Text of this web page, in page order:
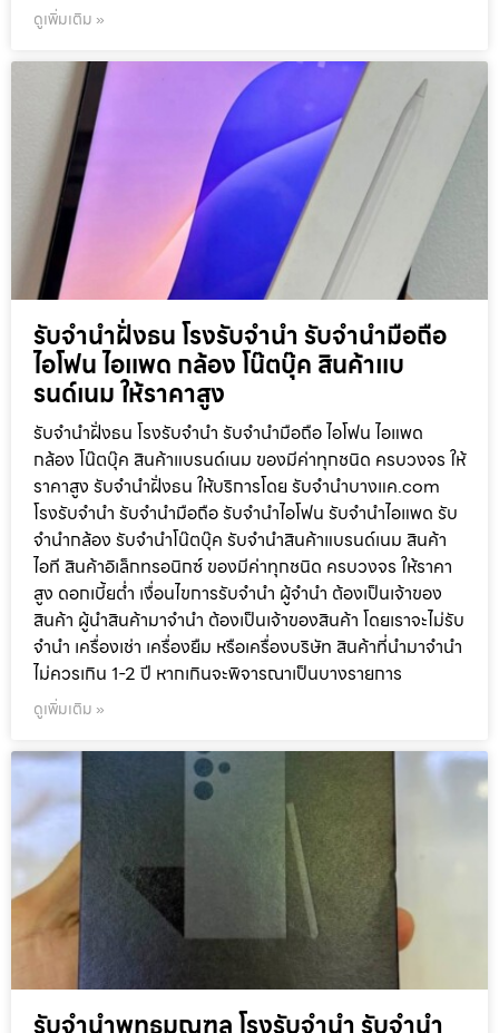
ดูเพิ่มเติม »
รับจำนำฝั่งธน โรงรับจำนำ รับจำนำมือถือ
ไอโฟน ไอแพด กล้อง โน๊ตบุ๊ค สินค้าแบ
รนด์เนม ให้ราคาสูง
รับจำนำฝั่งธน โรงรับจำนำ รับจำนำมือถือ ไอโฟน ไอแพด
กล้อง โน๊ตบุ๊ค สินค้าแบรนด์เนม ของมีค่าทุกชนิด ครบวงจร ให้
ราคาสูง รับจำนำฝั่งธน ให้บริการโดย รับจํานําบางแค.com
โรงรับจำนำ รับจำนำมือถือ รับจำนำไอโฟน รับจำนำไอแพด รับ
จำนำกล้อง รับจำนำโน๊ตบุ๊ค รับจำนำสินค้าแบรนด์เนม สินค้า
ไอที สินค้าอิเล็กทรอนิกซ์ ของมีค่าทุกชนิด ครบวงจร ให้ราคา
สูง ดอกเบี้ยต่ำ เงื่อนไขการรับจำนำ ผู้จำนำ ต้องเป็นเจ้าของ
สินค้า ผู้นำสินค้ามาจำนำ ต้องเป็นเจ้าของสินค้า โดยเราจะไม่รับ
จำนำ เครื่องเช่า เครื่องยืม หรือเครื่องบริษัท สินค้าที่นำมาจำนำ
ไม่ควรเกิน 1-2 ปี หากเกินจะพิจารณาเป็นบางรายการ
ดูเพิ่มเติม »